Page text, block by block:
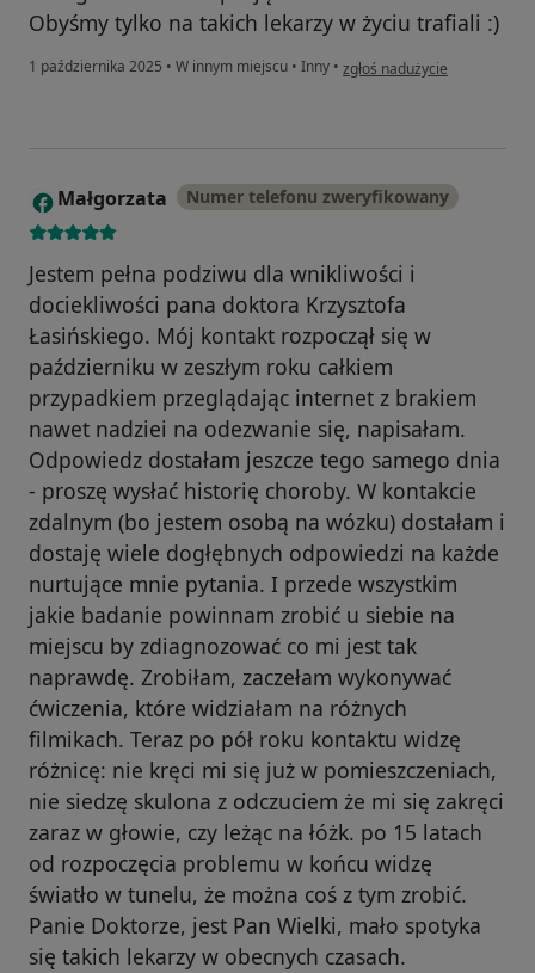
Obyśmy tylko na takich lekarzy w życiu trafiali :)
1 października 2025 • W innym miejscu • Inny • w opinii użytkownika Monika
zgłoś nadużycie
M Małgorzata Numer telefonu zweryfikowany
Jestem pełna podziwu dla wnikliwości i
dociekliwości pana doktora Krzysztofa
Łasińskiego. Mój kontakt rozpoczął się w
październiku w zeszłym roku całkiem
przypadkiem przeglądając internet z brakiem
nawet nadziei na odezwanie się, napisałam.
Odpowiedz dostałam jeszcze tego samego dnia
- proszę wysłać historię choroby. W kontakcie
zdalnym (bo jestem osobą na wózku) dostałam i
dostaję wiele dogłębnych odpowiedzi na każde
nurtujące mnie pytania. I przede wszystkim
jakie badanie powinnam zrobić u siebie na
miejscu by zdiagnozować co mi jest tak
naprawdę. Zrobiłam, zaczełam wykonywać
ćwiczenia, które widziałam na różnych
filmikach. Teraz po pół roku kontaktu widzę
różnicę: nie kręci mi się już w pomieszczeniach,
nie siedzę skulona z odczuciem że mi się zakręci
zaraz w głowie, czy leżąc na łóżk. po 15 latach
od rozpoczęcia problemu w końcu widzę
światło w tunelu, że można coś z tym zrobić.
Panie Doktorze, jest Pan Wielki, mało spotyka
się takich lekarzy w obecnych czasach.